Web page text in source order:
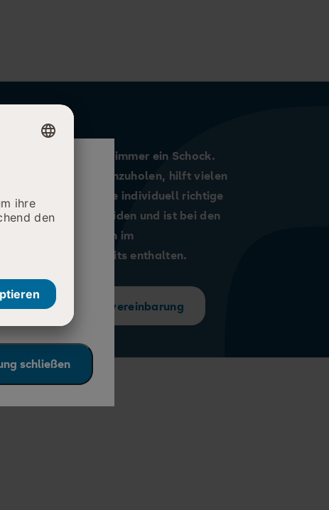
die
auf den
schließen
Diagnose Krebs ist immer ein Schock.
zweite Meinung einzuholen, hilft vielen
sich für die individuell richtige
zu entscheiden und ist bei den
Krankenkassen im
bereits enthalten.
Kontakt für Terminvereinbarung